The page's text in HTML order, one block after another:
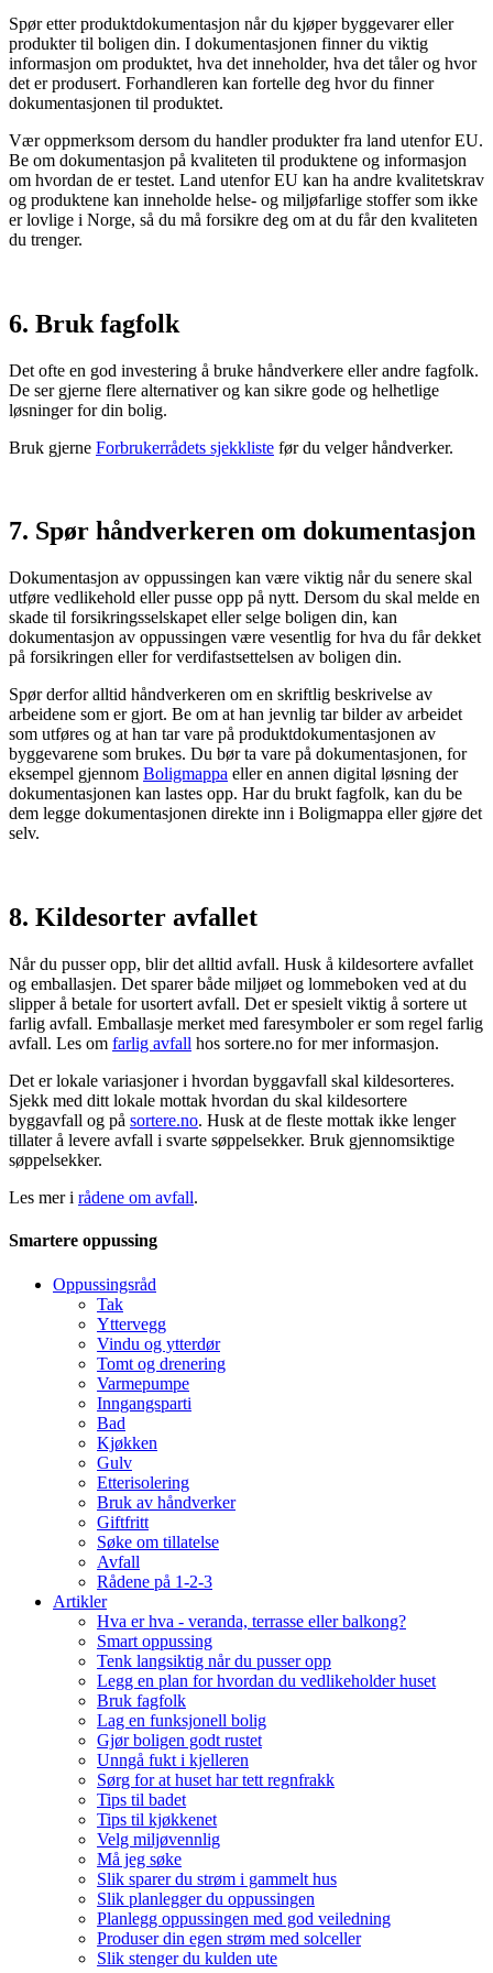
Spør etter produktdokumentasjon når du kjøper byggevarer eller
produkter til boligen din. I dokumentasjonen finner du viktig
informasjon om produktet, hva det inneholder, hva det tåler og hvor
det er produsert. Forhandleren kan fortelle deg hvor du finner
dokumentasjonen til produktet.
Vær oppmerksom dersom du handler produkter fra land utenfor EU.
Be om dokumentasjon på kvaliteten til produktene og informasjon
om hvordan de er testet. Land utenfor EU kan ha andre kvalitetskrav
og produktene kan inneholde helse- og miljøfarlige stoffer som ikke
er lovlige i Norge, så du må forsikre deg om at du får den kvaliteten
du trenger.
6. Bruk fagfolk
Det ofte en god investering å bruke håndverkere eller andre fagfolk.
De ser gjerne flere alternativer og kan sikre gode og helhetlige
løsninger for din bolig.
Bruk gjerne Forbrukerrådets sjekkliste før du velger håndverker.
7. Spør håndverkeren om dokumentasjon
Dokumentasjon av oppussingen kan være viktig når du senere skal
utføre vedlikehold eller pusse opp på nytt. Dersom du skal melde en
skade til forsikringsselskapet eller selge boligen din, kan
dokumentasjon av oppussingen være vesentlig for hva du får dekket
på forsikringen eller for verdifastsettelsen av boligen din.
Spør derfor alltid håndverkeren om en skriftlig beskrivelse av
arbeidene som er gjort. Be om at han jevnlig tar bilder av arbeidet
som utføres og at han tar vare på produktdokumentasjonen av
byggevarene som brukes. Du bør ta vare på dokumentasjonen, for
eksempel gjennom Boligmappa eller en annen digital løsning der
dokumentasjonen kan lastes opp. Har du brukt fagfolk, kan du be
dem legge dokumentasjonen direkte inn i Boligmappa eller gjøre det
selv.
8. Kildesorter avfallet
Når du pusser opp, blir det alltid avfall. Husk å kildesortere avfallet
og emballasjen. Det sparer både miljøet og lommeboken ved at du
slipper å betale for usortert avfall. Det er spesielt viktig å sortere ut
farlig avfall. Emballasje merket med faresymboler er som regel farlig
avfall. Les om farlig avfall hos sortere.no for mer informasjon.
Det er lokale variasjoner i hvordan byggavfall skal kildesorteres.
Sjekk med ditt lokale mottak hvordan du skal kildesortere
byggavfall og på sortere.no. Husk at de fleste mottak ikke lenger
tillater å levere avfall i svarte søppelsekker. Bruk gjennomsiktige
søppelsekker.
Les mer i rådene om avfall.
Smartere oppussing
Oppussingsråd
Tak
Yttervegg
Vindu og ytterdør
Tomt og drenering
Varmepumpe
Inngangsparti
Bad
Kjøkken
Gulv
Etterisolering
Bruk av håndverker
Giftfritt
Søke om tillatelse
Avfall
Rådene på 1-2-3
Artikler
Hva er hva - veranda, terrasse eller balkong?
Smart oppussing
Tenk langsiktig når du pusser opp
Legg en plan for hvordan du vedlikeholder huset
Bruk fagfolk
Lag en funksjonell bolig
Gjør boligen godt rustet
Unngå fukt i kjelleren
Sørg for at huset har tett regnfrakk
Tips til badet
Tips til kjøkkenet
Velg miljøvennlig
Må jeg søke
Slik sparer du strøm i gammelt hus
Slik planlegger du oppussingen
Planlegg oppussingen med god veiledning
Produser din egen strøm med solceller
Slik stenger du kulden ute